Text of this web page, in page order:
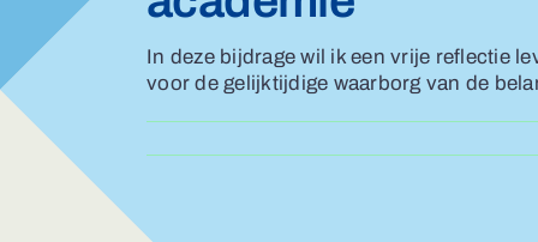
In deze bijdrage wil ik een vrije reflectie
voor de gelijktijdige waarborg van de